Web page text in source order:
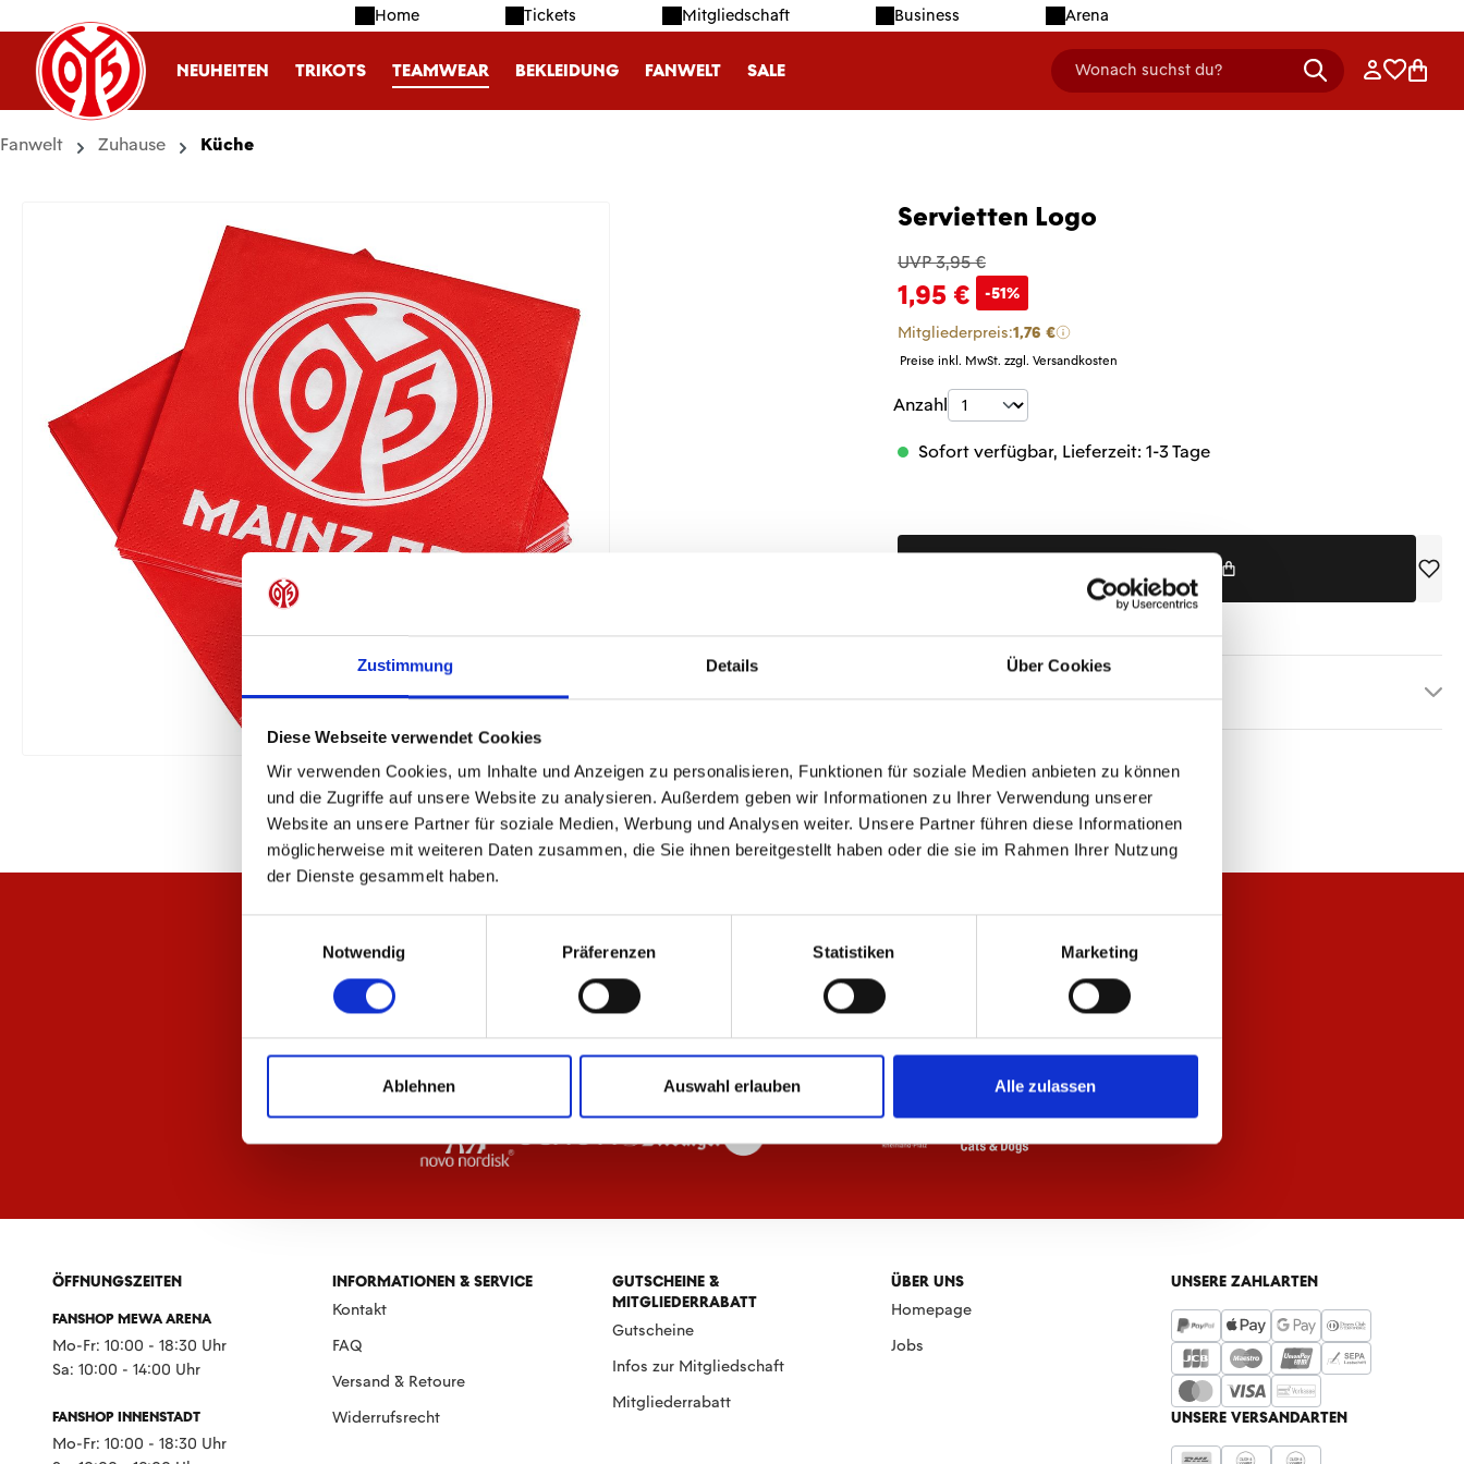
Zustimmung Details Über Cookies
Diese Webseite verwendet Cookies
Wir verwenden Cookies, um Inhalte und Anzeigen zu personalisieren, Funktionen für soziale Medien anbieten zu können
und die Zugriffe auf unsere Website zu analysieren. Außerdem geben wir Informationen zu Ihrer Verwendung unserer
Website an unsere Partner für soziale Medien, Werbung und Analysen weiter. Unsere Partner führen diese Informationen
möglicherweise mit weiteren Daten zusammen, die Sie ihnen bereitgestellt haben oder die sie im Rahmen Ihrer Nutzung
der Dienste gesammelt haben.
Notwendig
Präferenzen Statistiken Marketing
Ablehnen Auswahl erlauben Alle zulassen
Hauptinhalt springen
Zur Suche springen
Zur Hauptnavigation springen Home Tickets Mitgliedschaft Business Arena
NEUHEITEN TRIKOTS TEAMWEAR BEKLEIDUNG FANWELT SALE Wonach suchst du?
header.searchDescription Anmelden
Fanwelt Zuhause Küche
Servietten Logo
UVP 3,95 €
1,95 €
-51%
Mitgliederpreis:1,76 €
Preise inkl. MwSt. zzgl. Versandkosten
Produkt Anzahl: Gib den gewünschten Wert
Anzahl
Sofort verfügbar, Lieferzeit: 1-3 Tage
Produktdetails
ÖFFNUNGSZEITEN
FANSHOP MEWA ARENA
Mo-Fr: 10:00 - 18:30 Uhr
Sa: 10:00 - 14:00 Uhr
FANSHOP INNENSTADT
Mo-Fr: 10:00 - 18:30 Uhr
INFORMATIONEN & SERVICE
Kontakt
FAQ
Versand & Retoure
Widerrufsrecht
GUTSCHEINE &
MITGLIEDERRABATT
Gutscheine
Infos zur Mitgliedschaft
Mitgliederrabatt
ÜBER UNS
Homepage
Jobs
UNSERE ZAHLARTEN
UNSERE VERSANDARTEN